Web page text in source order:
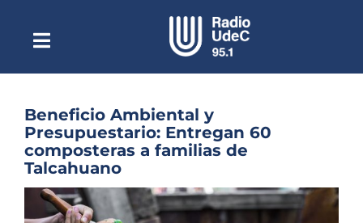
contenidoToggle
NavigationEscuchar Radio UdeC en vivo
Quiénes Somos
Programación
Noticias
Beneficio Ambiental y
Presupuestario: Entregan 60
composteras a familias de
Talcahuano
Ver
imagen